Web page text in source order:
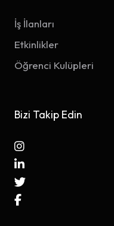
İş İlanları
Etkinlikler
Öğrenci Kulüpleri
Bizi Takip Edin